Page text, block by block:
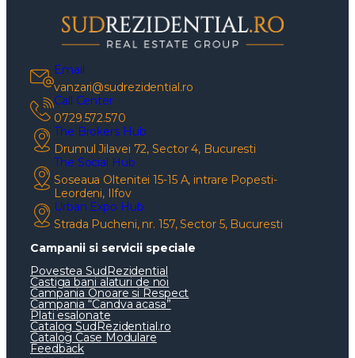
Email
vanzari@sudrezidential.ro
Call Center
0729.572.570
The Brokers Hub
Drumul Jilavei 72, Sector 4, Bucuresti
The Social Hub
Soseaua Oltenitei 15-15 A, intrare Popesti-
Leordeni, Ilfov
Urban Expo Hub
Strada Pucheni, nr. 157, Sector 5, Bucuresti
Campanii si servicii speciale
Povestea SudRezidential
Castiga bani alaturi de noi
Campania Onoare si Respect
Campania “Candva acasa”
Plati esalonate
Catalog SudRezidential.ro
Catalog Case Modulare
Feedback